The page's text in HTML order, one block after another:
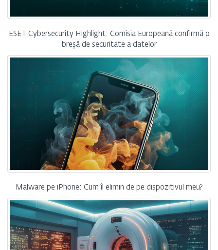
ESET Cybersecurity Highlight: Comisia Europeană confirmă o
breșă de securitate a datelor
Malware pe iPhone: Cum îl elimin de pe dispozitivul meu?